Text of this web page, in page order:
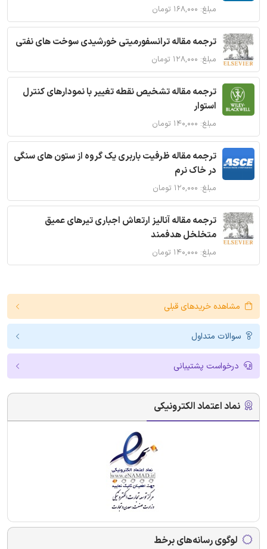
مبلغ: ۱۶۸,۰۰۰ تومان
ترجمه مقاله ترانسفورمیتی خورشیدی سوخت های نفتی
مبلغ: ۱۲۸,۰۰۰ تومان
ترجمه مقاله تشخیص نقطه تغییر با نمودارهای کنترل
استوار
مبلغ: ۱۴۰,۰۰۰ تومان
ترجمه مقاله ظرفیت باربری یک گروه از ستون های سنگی
در خاک نرم
مبلغ: ۱۲۰,۰۰۰ تومان
ترجمه مقاله آنالیز ارتعاش اجباری تیرهای عمیق
متخلخل هدفمند
مبلغ: ۱۴۰,۰۰۰ تومان
مشاهده خریدهای قبلی
سوالات متداول
درخواست پشتیبانی
نماد اعتماد الکترونیکی
لوگوی رسانه‌های برخط